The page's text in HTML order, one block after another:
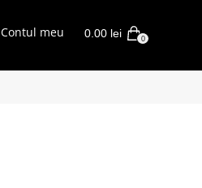
Contul meu 0.00 lei 0